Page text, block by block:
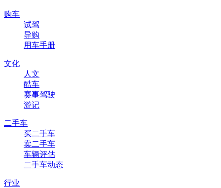
购车
试驾
导购
用车手册
文化
人文
酷车
赛事驾驶
游记
二手车
买二手车
卖二手车
车辆评估
二手车动态
行业